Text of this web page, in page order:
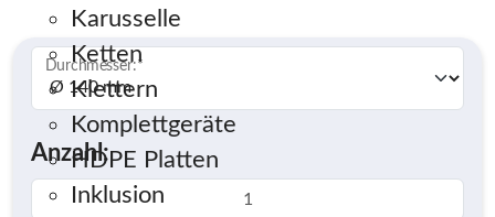
Karusselle
Ketten
Klettern
Komplettgeräte
HDPE Platten
Inklusion
Durchmesser:*
Anzahl: